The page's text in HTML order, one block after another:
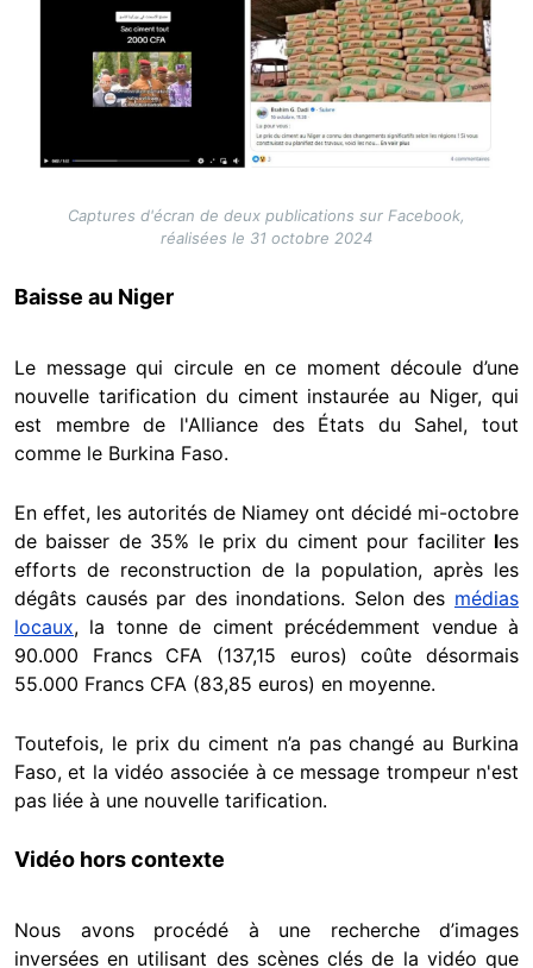
Captures d'écran de deux publications sur Facebook,
réalisées le 31 octobre 2024
Baisse au Niger
Le message qui circule en ce moment découle d’une
nouvelle tarification du ciment instaurée au Niger, qui
est membre de l'Alliance des États du Sahel, tout
comme le Burkina Faso.
En effet, les autorités de Niamey ont décidé mi-octobre
de baisser de 35% le prix du ciment pour faciliter les
efforts de reconstruction de la population, après les
dégâts causés par des inondations. Selon des médias
locaux, la tonne de ciment précédemment vendue à
90.000 Francs CFA (137,15 euros) coûte désormais
55.000 Francs CFA (83,85 euros) en moyenne.
Toutefois, le prix du ciment n’a pas changé au Burkina
Faso, et la vidéo associée à ce message trompeur n'est
pas liée à une nouvelle tarification.
Vidéo hors contexte
Nous avons procédé à une recherche d’images
inversées en utilisant des scènes clés de la vidéo que